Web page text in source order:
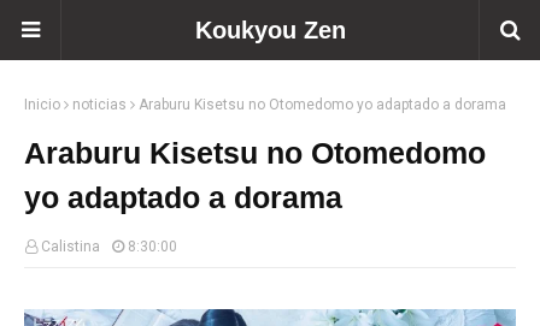
Koukyou Zen
Inicio noticias Araburu Kisetsu no Otomedomo yo adaptado a dorama
Araburu Kisetsu no Otomedomo
yo adaptado a dorama
Calistina 8:30:00